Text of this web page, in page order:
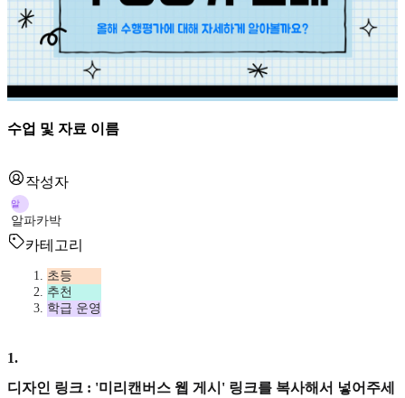
수업 및 자료 이름
작성자
알
알파카박
카테고리
초등
추천
학급 운영
1.
디자인 링크 : '미리캔버스 웹 게시' 링크를 복사해서 넣어주세